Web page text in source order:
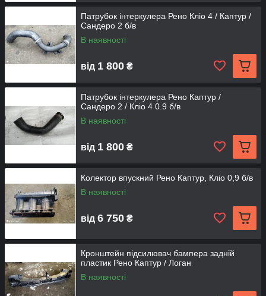
Патрубок інтеркулера Рено Кліо 4 / Каптур /
Сандеро 2 б/в
В наявності
від 1 800 ₴
Патрубок інтеркулера Рено Каптур /
Сандеро 2 / Кліо 4 0.9 б/в
В наявності
від 1 800 ₴
Колектор впускний Рено Каптур, Кліо 0,9 б/в
В наявності
від 6 750 ₴
Кронштейн підсилювач бампера задній
пластик Рено Каптур / Логан
В наявності